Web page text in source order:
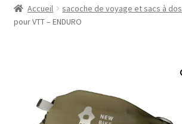
Protections VTT
COMPOSANTS VTT
Accueil sacoche de voyage et sacs à dos
pour VTT – ENDURO